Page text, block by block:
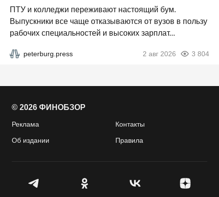
ПТУ и колледжи переживают настоящий бум.
Выпускники все чаще отказываются от вузов в пользу
рабочих специальностей и высоких зарплат...
peterburg.press 2 авг 2026 3 804
© 2026 ФИНОБЗОР
Реклама Контакты
Об издании Правила